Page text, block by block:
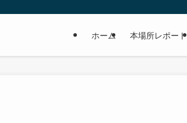
ホーム 本場所レポート